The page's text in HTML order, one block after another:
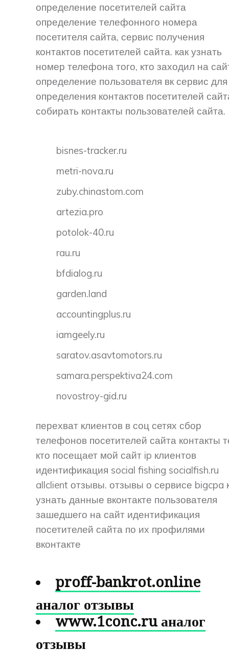
определение посетителей сайта
определение телефонного номера
посетителя сайта, сервис получения
контактов посетителей сайта. как узнать
номер телефона того, кто заходил на
определение пользователя вк сервис для
определения контактов посетителей
собирать контакты пользователей сайта.
bisnes-tracker.ru
metri-nova.ru
zuby.chinastom.com
artezia.pro
potolok-40.ru
rau.ru
bfdialog.ru
garden.land
accountingplus.ru
iamgeely.ru
saratov.asavtomotors.ru
samara.perspektiva24.com
novostroy-gid.ru
перехват клиентов в соц сетях сбор
телефонов посетителей сайта контакты
кто посещает мой сайт ip клиентов
идентификация social fishing socialfish.ru
allclient отзывы. отзывы о сервисе bigcpa
узнать данные вконтакте пользователя
зашедшего на сайт идентификация
посетителей сайта по их профилями
вконтакте
proff-bankrot.online
аналог отзывы
www.1conc.ru аналог
отзывы